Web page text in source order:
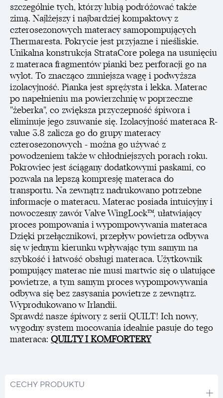
szczególnie tych, którzy lubią podróżować także
zimą. Najlżejszy i najbardziej kompaktowy z
czterosezonowych materacy samopompujących
Thermaresta. Pokrycie jest przyjazne i nieśliskie.
Unikalna konstrukcja StrataCore polega na usunięciu
z materaca fragmentów pianki bez perforacji go na
wylot. To znacząco zmniejsza wagę i podwyższa
izolacyjność. Pianka jest sprężysta i lekka. Materac
po napełnieniu ma powierzchnię w poprzeczne
"żeberka", co zwiększa przyczepność śpiwora i
eliminuje jego zsuwanie się. Izolacyjność materaca R-
value 3.8 zalicza go do grupy materacy
czterosezonowych - można go używać z
powodzeniem także w chłodniejszych porach roku.
Pokrowiec jest ściągany dodatkowymi paskami, co
pozwala na lepszą kompresję materaca do
transportu. Na zewnątrz nadrukowano potrzebne
informacje o materacu. Materac posiada intuicyjny i
nowoczesny zawór Valve WingLock™, ułatwiający
proces pompowania i wypompowywania materaca
Dzięki przełącznikowi, przepływ powietrza odbywa
się w jednym kierunku wpływając tym samym na
szybkość i łatwość obsługi materaca. Użytkownik
pompujący materac nie musi martwic się o ulatujące
powietrze, a tym samym proces wypompowywania
odbywa się bez zasysania powietrze z zewnątrz.
Wyprodukowano w Irlandii.
Sprawdź nasze śpiwory z serii QUILT! Ich nowy,
wygodny system mocowania idealnie pasuje do tego
materaca: QUILTY I KOMFORTERY
CECHY PRODUKTU